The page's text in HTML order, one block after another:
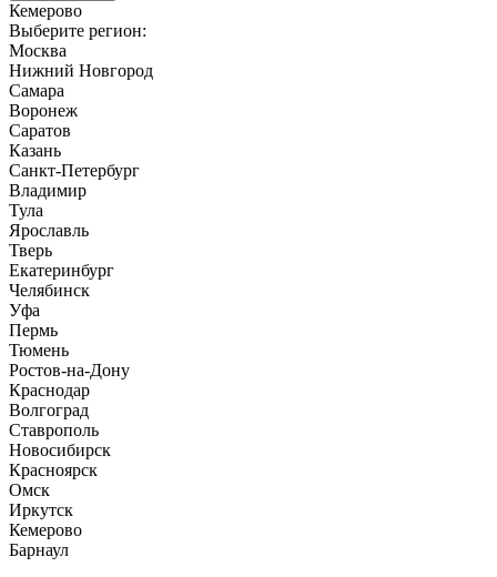
Кемерово
Выберите регион:
Москва
Нижний Новгород
Самара
Воронеж
Саратов
Казань
Санкт-Петербург
Владимир
Тула
Ярославль
Тверь
Екатеринбург
Челябинск
Уфа
Пермь
Тюмень
Ростов-на-Дону
Краснодар
Волгоград
Ставрополь
Новосибирск
Красноярск
Омск
Иркутск
Кемерово
Барнаул